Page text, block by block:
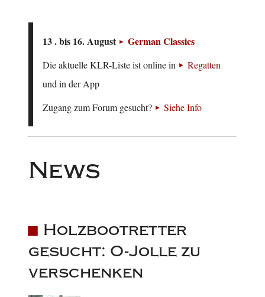
13 . bis 16. August German Classics
Die aktuelle KLR-Liste ist online in
Regatten
und in der App
Zugang zum Forum gesucht?
Siehe Info
News
Holzbootretter
gesucht: O-Jolle zu
verschenken